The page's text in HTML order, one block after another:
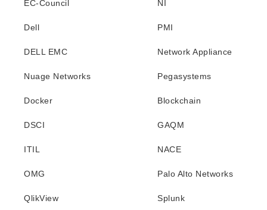
EC-Council NI
Dell PMI
DELL EMC Network Appliance
Nuage Networks Pegasystems
Docker Blockchain
DSCI GAQM
ITIL NACE
OMG Palo Alto Networks
QlikView Splunk